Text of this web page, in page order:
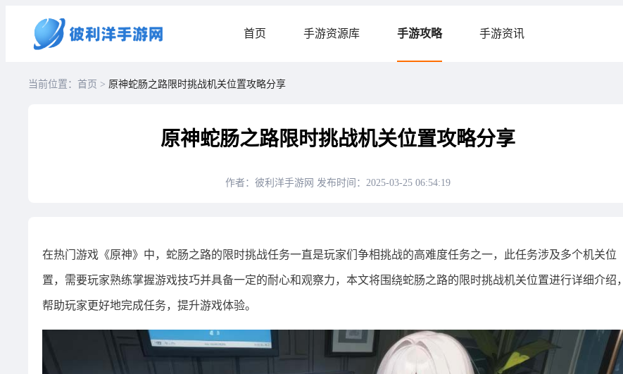
首页 手游资源库 手游攻略 手游资讯
当前位置：首页 > 原神蛇肠之路限时挑战机关位置攻略分享
原神蛇肠之路限时挑战机关位置攻略分享
作者：彼利洋手游网 发布时间：2025-03-25 06:54:19
在热门游戏《原神》中，蛇肠之路的限时挑战任务一直是玩家们争相挑战的高难度任务之一，此任务涉及多个机关位
置，需要玩家熟练掌握游戏技巧并具备一定的耐心和观察力，本文将围绕蛇肠之路的限时挑战机关位置进行详细介绍，
帮助玩家更好地完成任务，提升游戏体验。